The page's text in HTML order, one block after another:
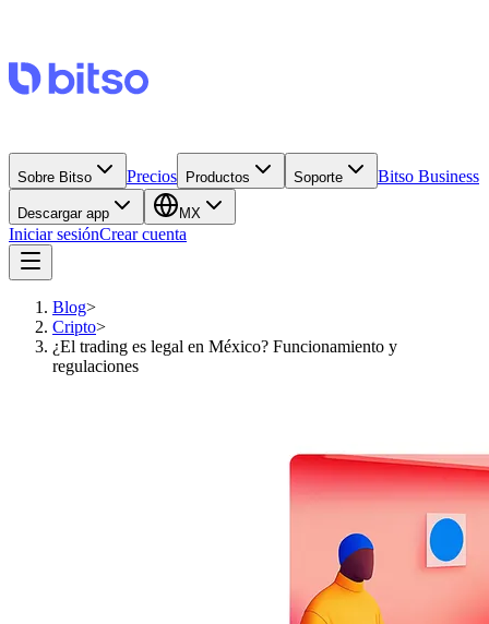
Sobre Bitso Precios Productos Soporte Bitso Business
Descargar app MX
Iniciar sesiónCrear cuenta
Blog>
Cripto>
¿El trading es legal en México? Funcionamiento y
regulaciones